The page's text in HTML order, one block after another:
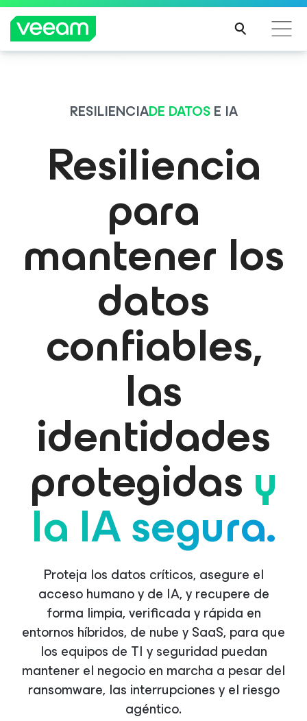
RESILIENCIADE DATOSE IA
Resiliencia
para
mantener los
datos
confiables,
las
identidades
protegidasy
la IA segura.
Proteja los datos críticos, asegure el
acceso humano y de IA, y recupere de
forma limpia, verificada y rápida en
entornos híbridos, de nube y SaaS, para que
los equipos de TI y seguridad puedan
mantener el negocio en marcha a pesar del
ransomware, las interrupciones y el riesgo
agéntico.